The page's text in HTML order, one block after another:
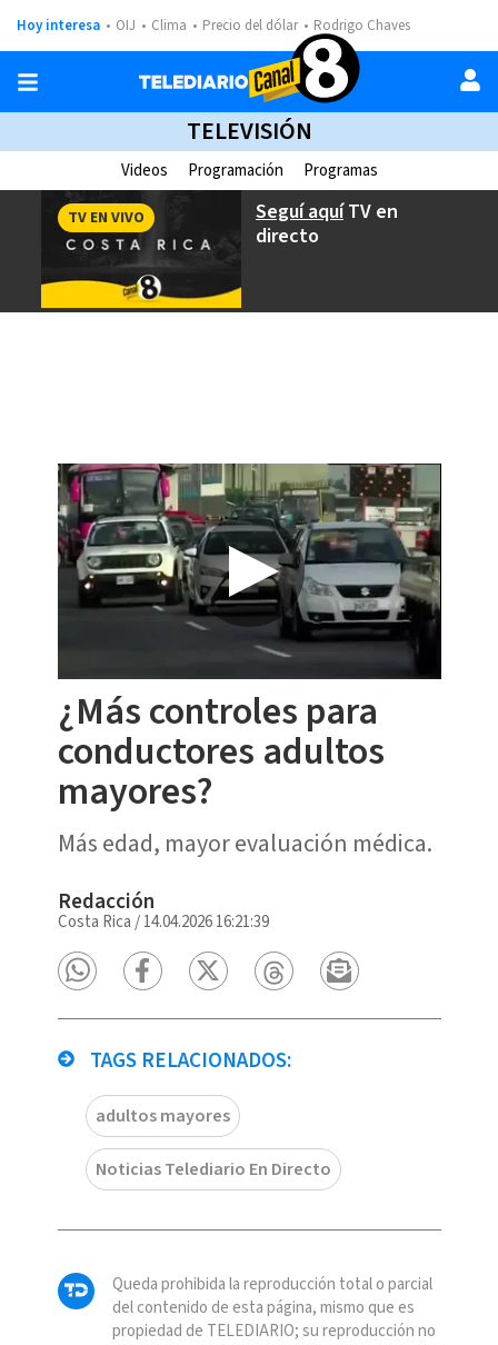
Hoy interesa OIJ Clima Precio del dólar Rodrigo Chaves
TELEVISIÓN
Videos Programación Programas
Seguí aquíTV en
directo
TV EN VIVO
¿Más controles para
conductores adultos
mayores?
Más edad, mayor evaluación médica.
Redacción
Costa Rica /14.04.2026 16:21:39
TAGS RELACIONADOS:
adultos mayores
Noticias Telediario En Directo
Queda prohibida la reproducción total o parcial
del contenido de esta página, mismo que es
propiedad de TELEDIARIO; su reproducción no